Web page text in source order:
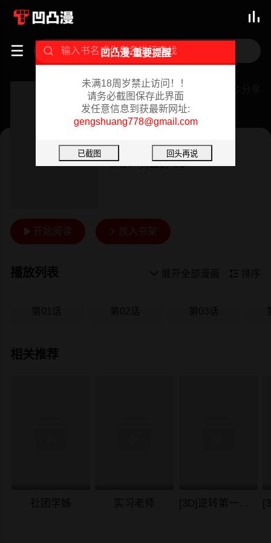

 
[3D]精灵救世主
已完结 02/07/2024
作者：
不知名作者
标签： 狗血剧 3D
 开始阅读  放入书架
 排序
 展开全部漫画
播放列表
凹凸漫-重要提醒
未满18周岁禁止访问！！
请务必截图保存此界面
发任意信息到获最新网址:
gengshuang778@gmail.com